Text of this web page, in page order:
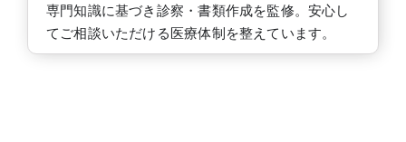
専門知識に基づき診察・書類作成を監修。安心し
てご相談いただける医療体制を整えています。